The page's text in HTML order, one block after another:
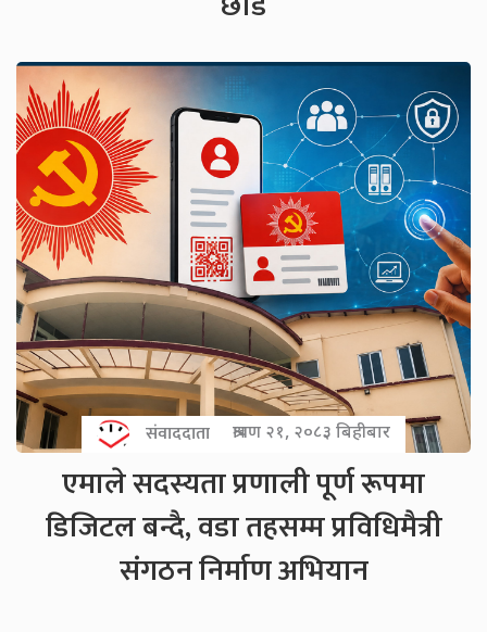
संवाददाता श्रावण २१, २०८३ बिहीबार
एमाले सदस्यता प्रणाली पूर्ण रूपमा
डिजिटल बन्दै, वडा तहसम्म प्रविधिमैत्री
संगठन निर्माण अभियान